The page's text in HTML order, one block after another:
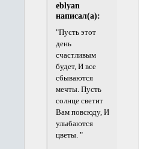
eblyan
написал(а):
"Пусть этот
день
счастливым
будет, И все
сбываются
мечты. Пусть
солнце светит
Вам повсюду, И
улыбаются
цветы. "